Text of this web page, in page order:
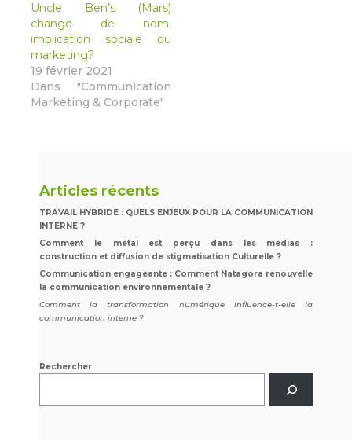
Uncle Ben’s (Mars)
change de nom,
implication sociale ou
marketing?
19 février 2021
Dans "Communication
Marketing & Corporate"
Articles récents
TRAVAIL HYBRIDE : QUELS ENJEUX POUR LA COMMUNICATION
INTERNE ?
Comment le métal est perçu dans les médias :
construction et diffusion de stigmatisation Culturelle ?
Communication engageante : Comment Natagora renouvelle
la communication environnementale ?
Comment la transformation numérique influence-t-elle la
communication interne ?
Rechercher